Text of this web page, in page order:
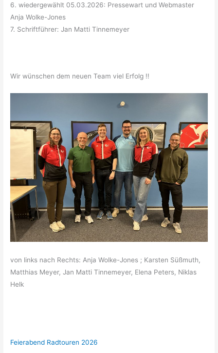
6. wiedergewählt 05.03.2026: Pressewart und Webmaster
Anja Wolke-Jones
7. Schriftführer: Jan Matti Tinnemeyer
Wir wünschen dem neuen Team viel Erfolg !!
von links nach Rechts: Anja Wolke-Jones ; Karsten Süßmuth,
Matthias Meyer, Jan Matti Tinnemeyer, Elena Peters, Niklas
Helk
Feierabend Radtouren 2026